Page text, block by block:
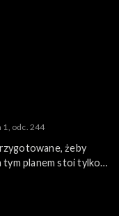
1, odc. 244
żeby
tym planem stoi tylko
w dziadka. Halis